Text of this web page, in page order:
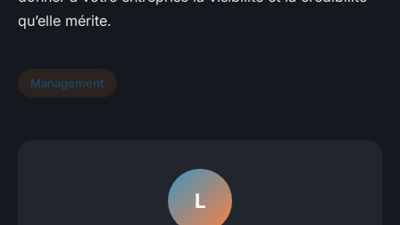
qu’elle mérite.
Management
L